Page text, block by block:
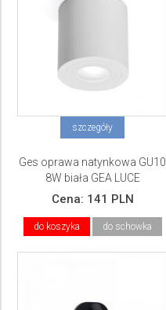
szczegóły
Ges oprawa natynkowa GU10
8W biała GEA LUCE
Cena: 141 PLN
do koszyka do schowka